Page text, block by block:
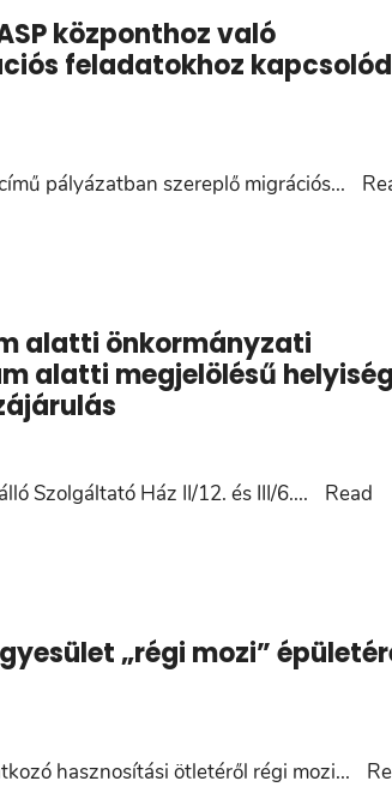
központhoz való
feladatokhoz
pályázatban szereplő migrációs...
alatti önkormányzati
alatti megjelölésű
Szolgáltató Ház II/12. és III/6....
Read
„régi mozi”
hasznosítási ötletéről régi mozi...